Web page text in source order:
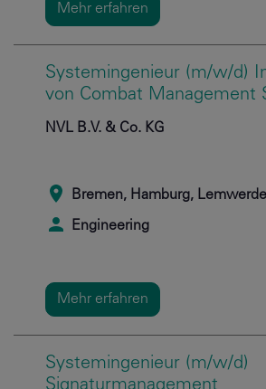
Mehr erfahren
Systemingenieur (m/w/d)
von Combat Management
NVL B.V. & Co. KG
Bremen, Hamburg,
Engineering
Mehr erfahren
Systemingenieur (m/w/d)